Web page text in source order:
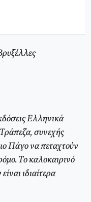
Eλληνικά
συνεχής
Πάγο να πεταχτούν
Tο καλοκαιρινό
ιδιαίτερα